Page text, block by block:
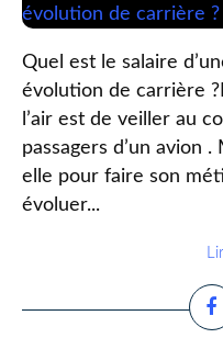
Quel est le salaire
évolution de carrière
l’air est de veiller au
passagers d’un avion
elle pour faire son
évoluer...